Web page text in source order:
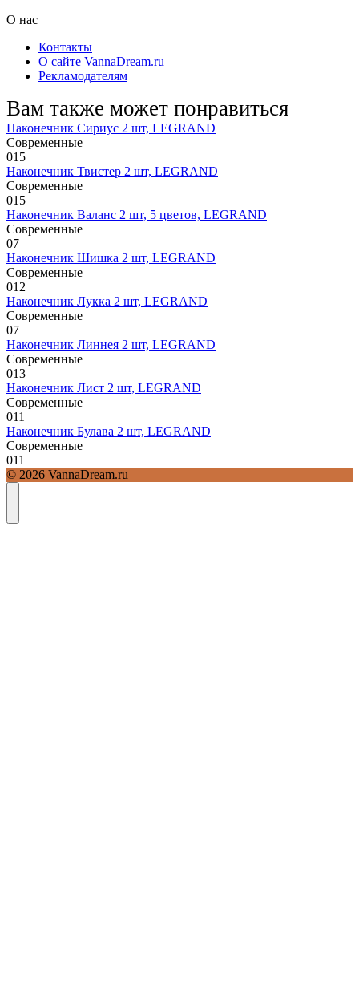
О нас
Контакты
О сайте VannaDream.ru
Рекламодателям
Вам также может понравиться
Наконечник Сириус 2 шт, LEGRAND
Современные
015
Наконечник Твистер 2 шт, LEGRAND
Современные
015
Наконечник Валанс 2 шт, 5 цветов, LEGRAND
Современные
07
Наконечник Шишка 2 шт, LEGRAND
Современные
012
Наконечник Лукка 2 шт, LEGRAND
Современные
07
Наконечник Линнея 2 шт, LEGRAND
Современные
013
Наконечник Лист 2 шт, LEGRAND
Современные
011
Наконечник Булава 2 шт, LEGRAND
Современные
011
© 2026 VannaDream.ru